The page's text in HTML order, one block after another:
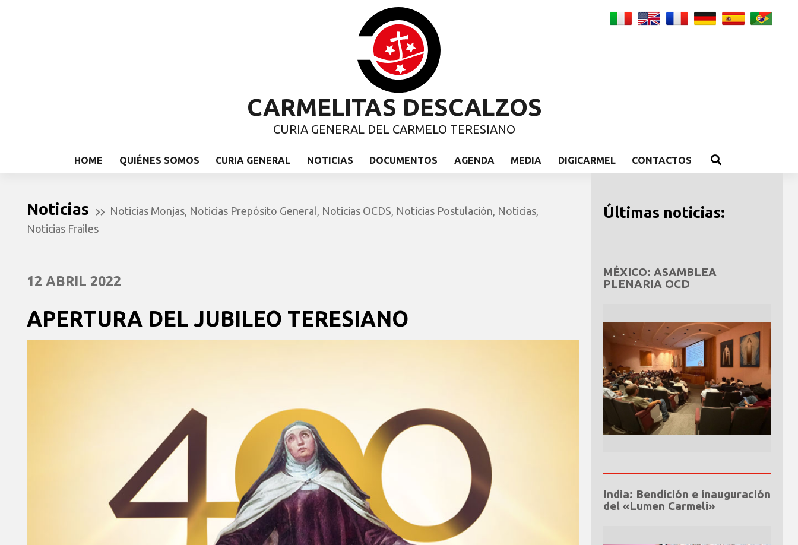
CARMELITAS DESCALZOS
CURIA GENERAL DEL CARMELO TERESIANO
HOME QUIÉNES SOMOS CURIA GENERAL NOTICIAS DOCUMENTOS AGENDA MEDIA DIGICARMEL CONTACTOS
Noticias Noticias Monjas Noticias Prepósito General Noticias OCDS Noticias Postulación Noticias
Noticias Frailes
12 ABRIL 2022
APERTURA DEL JUBILEO TERESIANO
Últimas noticias:
MÉXICO: ASAMBLEA
PLENARIA OCD
India: Bendición e inauguración
del «Lumen Carmeli»